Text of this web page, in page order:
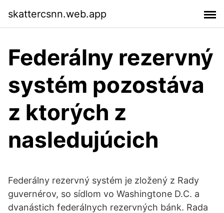
skattercsnn.web.app
Federálny rezervný
systém pozostáva
z ktorých z
nasledujúcich
Federálny rezervný systém je zložený z Rady
guvernérov, so sídlom vo Washingtone D.C. a
dvanástich federálnych rezervných bánk. Rada